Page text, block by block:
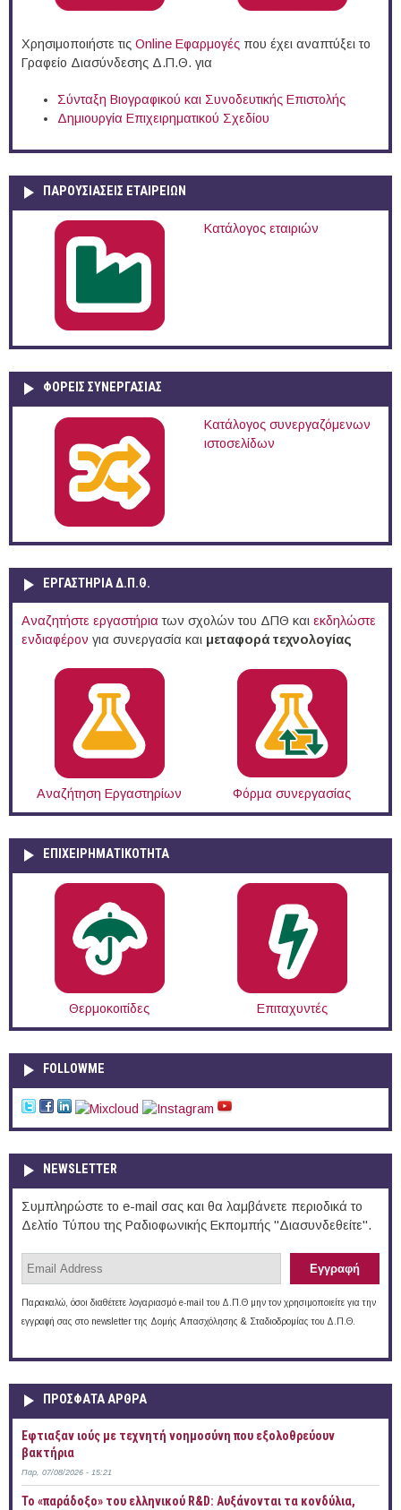
Χρησιμοποιήστε τις Online Eφαρμογές που έχει αναπτύξει το
Γραφείο Διασύνδεσης Δ.Π.Θ. για
Σύνταξη Βιογραφικού και Συνοδευτικής Επιστολής
Δημιουργία Επιχειρηματικού Σχεδίου
ΠΑΡΟΥΣΙΆΣΕΙΣ ΕΤΑΙΡΕΙΏΝ
Κατάλογος εταιριών
ΦΟΡΕΙΣ ΣΥΝΕΡΓΑΣΙΑΣ
Κατάλογος συνεργαζόμενων
ιστοσελίδων
ΕΡΓΑΣΤΗΡΙΑ Δ.Π.Θ.
Αναζητήστε εργαστήρια των σχολών του ΔΠΘ και εκδηλώστε
ενδιαφέρον για συνεργασία και μεταφορά τεχνολογίας
Αναζήτηση Εργαστηρίων Φόρμα συνεργασίας
ΕΠΙΧΕΙΡΗΜΑΤΙΚΟΤΗΤΑ
Θερμοκοιτίδες Επιταχυντές
FOLLOWME
NEWSLETTER
Συμπληρώστε το e-mail σας και θα λαμβάνετε περιοδικά το
Δελτίο Τύπου της Ραδιοφωνικής Εκπομπής "Διασυνδεθείτε".
Παρακαλώ, όσοι διαθέτετε λογαριασμό e-mail του Δ.Π.Θ μην τον χρησιμοποιείτε για την
εγγραφή σας στο newsletter της Δομής Απασχόλησης & Σταδιοδρομίας του Δ.Π.Θ.
ΠΡOΣΦΑΤΑ AΡΘΡΑ
Έφτιαξαν ιούς με τεχνητή νοημοσύνη που εξολοθρεύουν
βακτήρια
Παρ, 07/08/2026 - 15:21
Το «παράδοξο» του ελληνικού R&D: Αυξάνονται τα κονδύλια,